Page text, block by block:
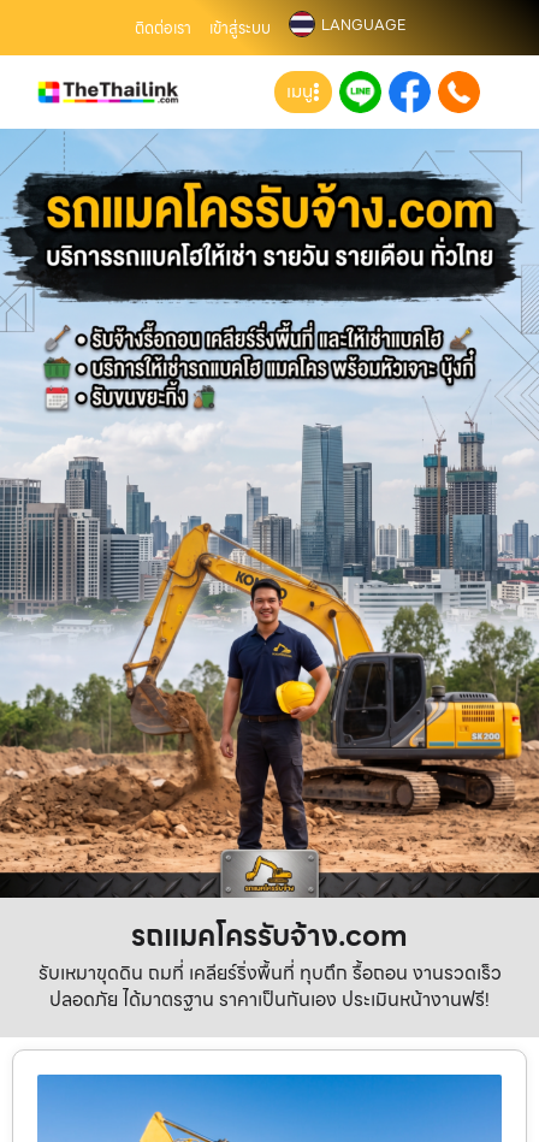
ติดต่อเรา เข้าสู่ระบบ LANGUAGE
เมนู
รถแมคโครรับจ้าง.com
รับเหมาขุดดิน ถมที่ เคลียร์ริ่งพื้นที่ ทุบตึก รื้อถอน งานรวดเร็ว
ปลอดภัย ได้มาตรฐาน ราคาเป็นกันเอง ประเมินหน้างานฟรี!